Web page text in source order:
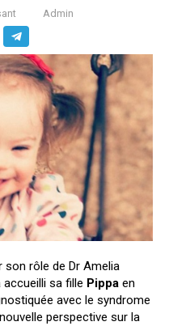
Admin
son rôle de Dr Amelia
accueilli sa fille Pippa en
avec le syndrome
perspective sur la